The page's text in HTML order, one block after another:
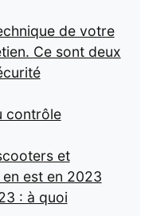
de votre
Ce sont deux
contrôle
et
est en 2023
: à quoi